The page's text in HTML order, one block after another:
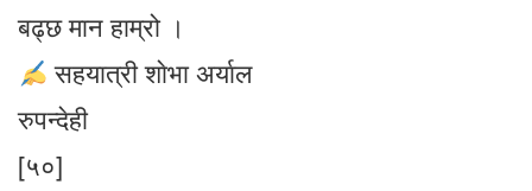
बढ्छ मान हाम्रो ।
सहयात्री शाेभा अर्याल
रुपन्देही
[५०]